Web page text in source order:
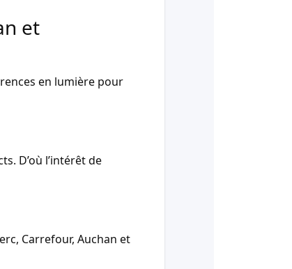
et
en lumière pour
D’où l’intérêt de
Carrefour, Auchan et